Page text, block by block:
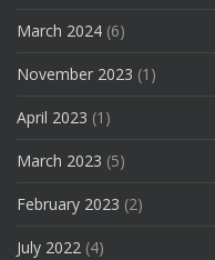
March 2024 (6)
November 2023 (1)
April 2023 (1)
March 2023 (5)
February 2023 (2)
July 2022 (4)